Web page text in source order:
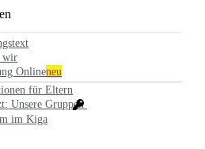
wir
Onlineneu
für Eltern
Unsere Gruppen
im Kiga